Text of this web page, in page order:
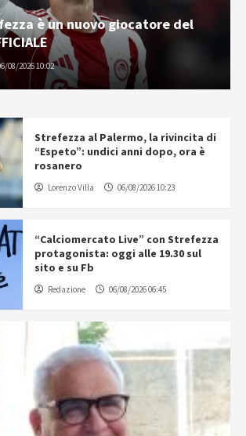
è un nuovo giocatore del
08/2026 10:02
Strefezza al Palermo, la rivincita di
“Espeto”: undici anni dopo, ora è
rosanero
Lorenzo Villa 06/08/2026 10:23
“Calciomercato Live” con Strefezza
protagonista: oggi alle 19.30 sul
sito e su Fb
Redazione 06/08/2026 06:45